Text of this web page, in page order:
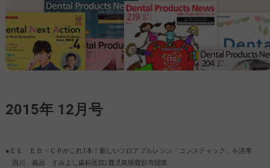
2015年 12月号
●ＥＥ・ＥＢ・ＣＲがこれ1本！新しいフロアブルレジン「コンスティック」を活用
西川 義昌 すみよし歯科医院/鹿児島県曽於市開業